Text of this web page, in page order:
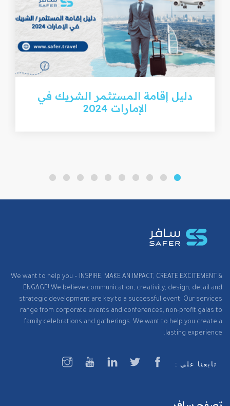
دليل إقامة المستثمر الشريك في
الإمارات 2024
We want to help you – INSPIRE, MAKE AN IMPACT, CREATE EXCITEMENT &
ENGAGE! We believe communication, creativity, design, detail and
strategic development are key to a successful event. Our services
range from corporate events and conferences, non-profit galas to
family celebrations and gatherings. We want to help you create a
lasting experience.
تابعنا علي :